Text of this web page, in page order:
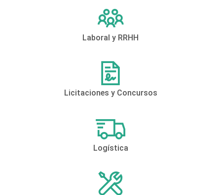
Laboral y RRHH
Licitaciones y Concursos
Logística